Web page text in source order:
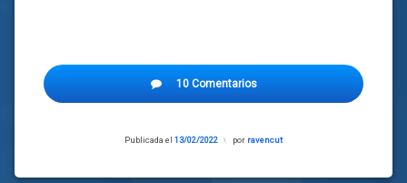
10 Comentarios
Publicada el 13/02/2022
Actualizado
por ravencut